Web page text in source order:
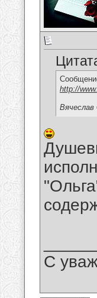
http://
Вячеслав
С